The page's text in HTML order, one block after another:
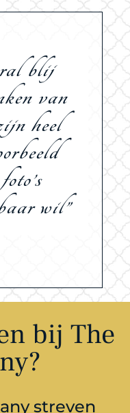
blij
van
heel
wil”
gaat
elke
klant
de
is
bij The
streven